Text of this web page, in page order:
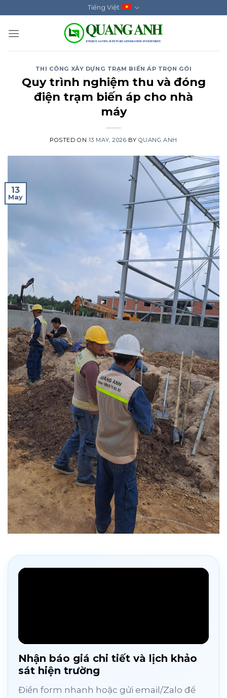
to
content
Tiếng Việt
THI CÔNG XÂY DỰNG TRẠM BIẾN ÁP TRỌN GÓI
Quy trình nghiệm thu và đóng
điện trạm biến áp cho nhà
máy
POSTED ON 13 MAY, 2026 BY QUANG ANH
13
May
Nhận báo giá chi tiết và lịch khảo
sát hiện trường
Điền form nhanh hoặc gửi email/Zalo để